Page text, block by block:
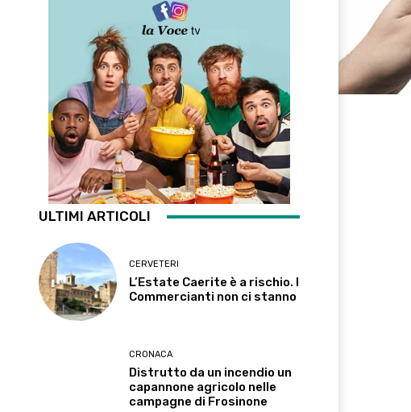
ULTIMI ARTICOLI
CERVETERI
L’Estate Caerite è a rischio. I
Commercianti non ci stanno
CRONACA
Distrutto da un incendio un
capannone agricolo nelle
campagne di Frosinone